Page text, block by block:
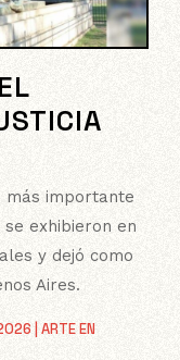
|ARTE EN
más importante
exhibieron en
y dejó como
Aires.